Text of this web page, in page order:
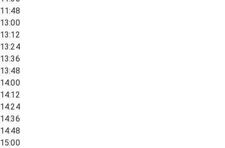
11:48
13:00
13:12
13:24
13:36
13:48
14:00
14:12
14:24
14:36
14:48
15:00